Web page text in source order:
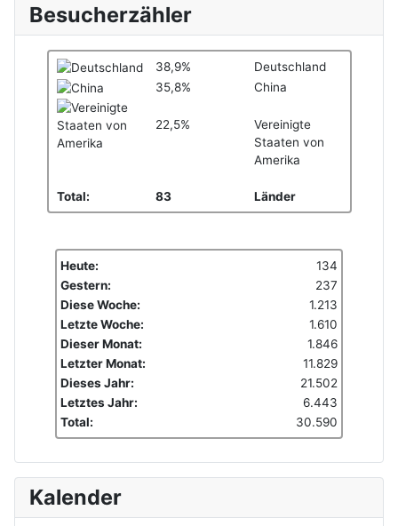
Besucherzähler
38,9%
Deutschland
35,8%
China
22,5%
Vereinigte
Staaten von
Amerika
Total: 83 Länder
Heute:
134
Gestern:
237
Diese Woche:
1.213
Letzte Woche:
1.610
Dieser Monat:
1.846
Letzter Monat:
11.829
Dieses Jahr:
21.502
Letztes Jahr:
6.443
Total:
30.590
Kalender